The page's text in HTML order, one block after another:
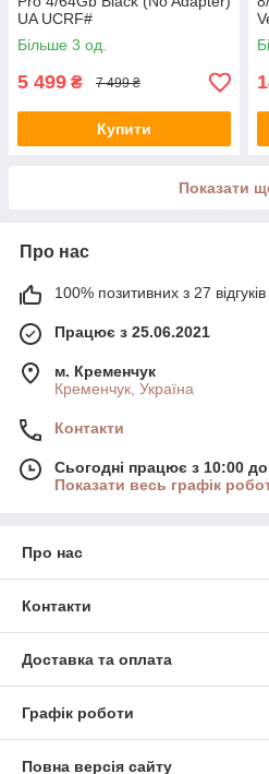
UA UCRF#
Більше 3 од.
5 499 ₴ 7 499 ₴
Купити
Показати
Про нас
100% позитивних з 27 відгуків
Працює з 25.06.2021
м. Кременчук
Кременчук, Україна
Контакти
Сьогодні працює з 10:00
Показати весь графік
Про нас
Контакти
Доставка та оплата
Графік роботи
Повна версія сайту